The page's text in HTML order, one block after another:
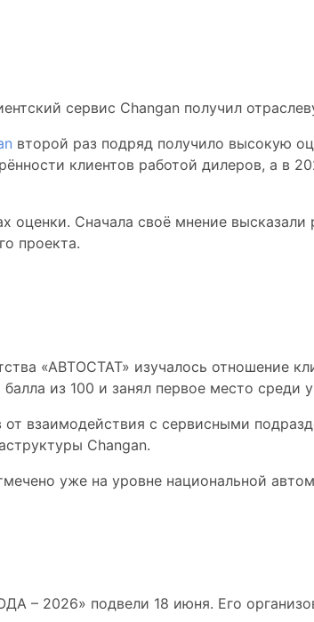
второй раз подряд получило высокую
клиентов работой дилеров, а в
оценки. Сначала своё мнение
проекта.
«АВТОСТАТ» изучалось отношение
из 100 и занял первое место среди
от взаимодействия с сервисными
Changan.
уже на уровне национальной
– 2026» подвели 18 июня. Его